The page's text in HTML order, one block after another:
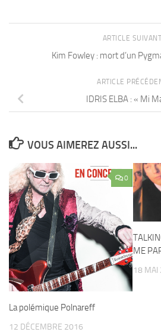
ARTICLE SUIVANT
Kim Fowley : mort d’un
ARTICLE
IDRIS ELBA : « Mi
VOUS AIMEREZ AUSSI...
0
La polémique Polnareff
12 DÉCEMBRE 2016
ME
18 MAI